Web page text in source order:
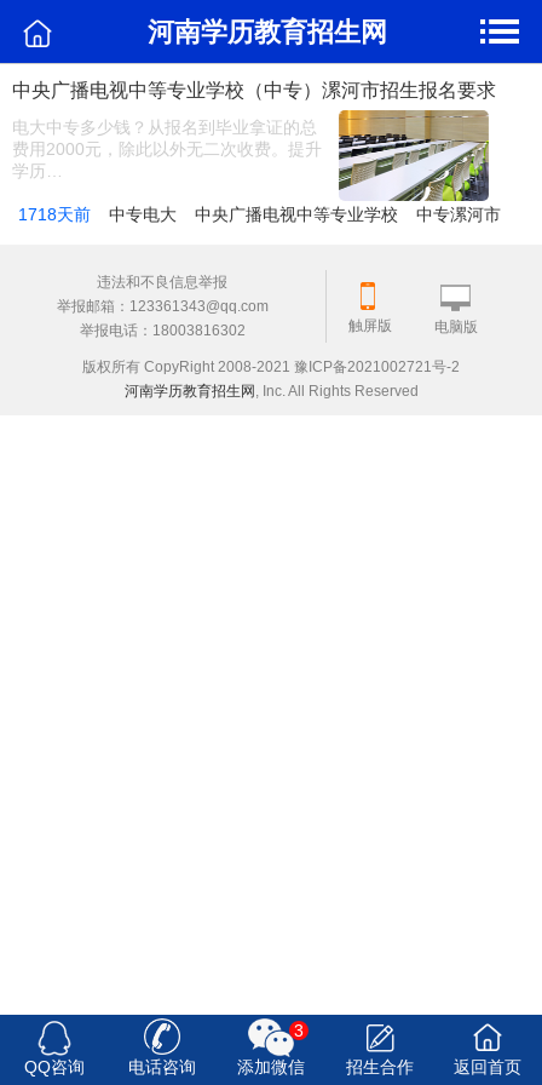
河南学历教育招生网
中央广播电视中等专业学校（中专）漯河市招生报名要求
电大中专多少钱？从报名到毕业拿证的总
费用2000元，除此以外无二次收费。提升
学历…
1718天前 中专电大 中央广播电视中等专业学校 中专漯河市
违法和不良信息举报
举报邮箱：123361343@qq.com
举报电话：18003816302
触屏版 电脑版
版权所有 CopyRight 2008-2021 豫ICP备2021002721号-2
河南学历教育招生网 , Inc. All Rights Reserved
3
QQ咨询
电话咨询 添加微信 招生合作 返回首页